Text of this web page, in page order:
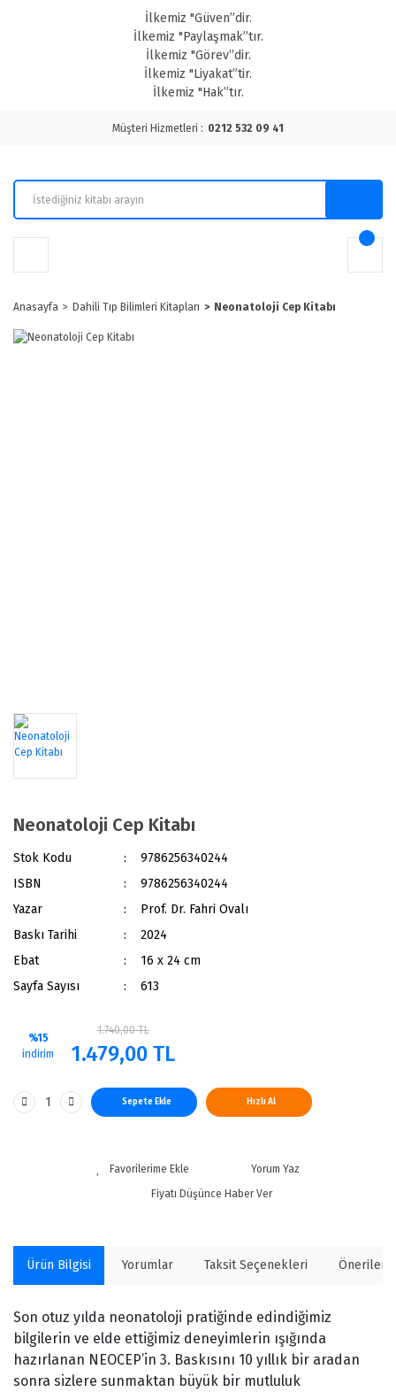
İlkemiz "Güven”dir.
İlkemiz "Paylaşmak”tır.
İlkemiz "Görev”dir.
İlkemiz "Liyakat”tir.
İlkemiz "Hak”tır.
Müşteri Hizmetleri : 0212 532 09 41
Anasayfa Dahili Tıp Bilimleri Kitapları Neonatoloji Cep Kitabı
Neonatoloji Cep Kitabı
Stok Kodu
9786256340244
ISBN
9786256340244
Yazar
Prof. Dr. Fahri Ovalı
Baskı Tarihi
2024
Ebat
16 x 24 cm
Sayfa Sayısı
613
%15
indirim
1.740,00 TL
1.479,00 TL
Sepete Ekle Hızlı Al
Yorum Yaz
Fiyatı Düşünce Haber Ver
Ürün Bilgisi Yorumlar Taksit Seçenekleri
Son otuz yılda neonatoloji pratiğinde edindiğimiz
bilgilerin ve elde ettiğimiz deneyimlerin ışığında
hazırlanan NEOCEP’in 3. Baskısını 10 yıllık bir aradan
sonra sizlere sunmaktan büyük bir mutluluk